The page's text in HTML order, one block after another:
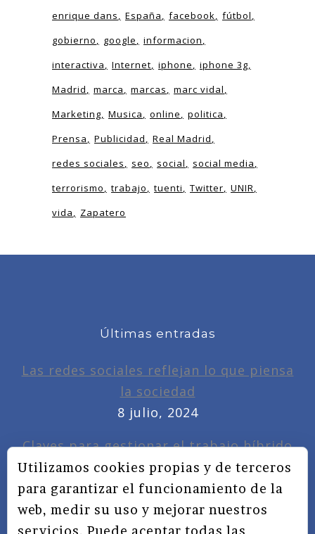
enrique dans
España facebook
fútbol
gobierno
google
informacion
interactiva
Internet iphone
iphone 3g
Madrid
marca marcas
marc vidal
Marketing
Musica online
politica
Prensa
Publicidad
Real Madrid
redes sociales
seo social
social media
terrorismo
trabajo tuenti Twitter
UNIR
vida
Zapatero
Últimas entradas
Las redes sociales reflejan lo que piensa
la sociedad
8 julio, 2024
Claves para gestionar el trabajo híbrido
7 noviembre, 2022
Privacidad, redes sociales y educación
3 septiembre, 2019
Utilizamos cookies propias y de terceros
para garantizar el funcionamiento de la
web, medir su uso y mejorar nuestros
servicios. Puede aceptar todas las